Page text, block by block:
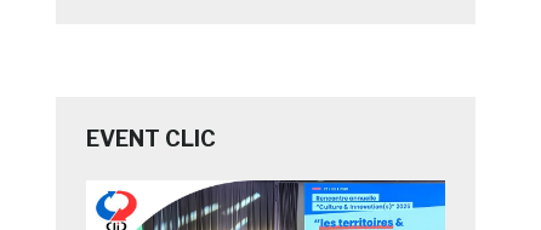
EVENT CLIC